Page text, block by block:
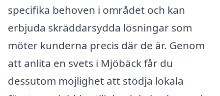
specifika behoven i området och kan
erbjuda skräddarsydda lösningar som
möter kunderna precis där de är. Genom
att anlita en svets i Mjöbäck får du
dessutom möjlighet att stödja lokala